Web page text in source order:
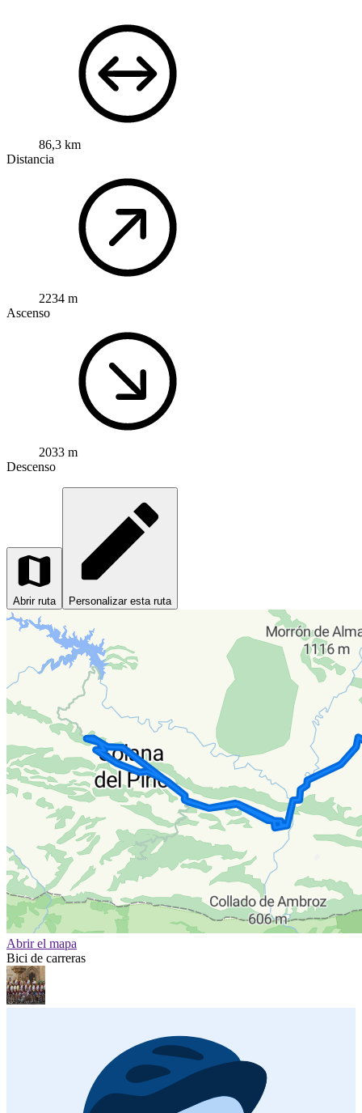
86,3 km
Distancia
2234 m
Ascenso
2033 m
Descenso
Abrir ruta Personalizar esta ruta
Abrir el mapa
Bici de carreras